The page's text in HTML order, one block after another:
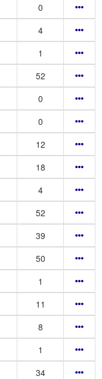
0
4
1
52
0
0
12
18
4
52
39
50
1
11
8
1
34